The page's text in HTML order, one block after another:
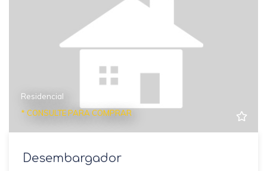
Residencial
* CONSULTE PARA COMPRAR
Desembargador